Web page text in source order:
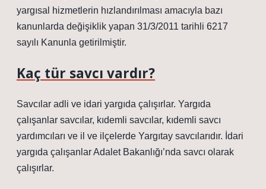
yargısal hizmetlerin hızlandırılması amacıyla bazı
kanunlarda değişiklik yapan 31/3/2011 tarihli 6217
sayılı Kanunla getirilmiştir.
Kaç tür savcı vardır?
Savcılar adli ve idari yargıda çalışırlar. Yargıda
çalışanlar savcılar, kıdemli savcılar, kıdemli savcı
yardımcıları ve il ve ilçelerde Yargıtay savcılarıdır. İdari
yargıda çalışanlar Adalet Bakanlığı’nda savcı olarak
çalışırlar.